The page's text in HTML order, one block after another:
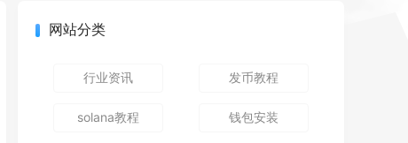
网站分类
行业资讯 发币教程
solana教程 钱包安装